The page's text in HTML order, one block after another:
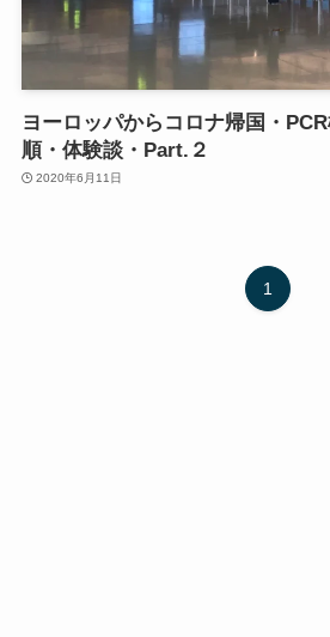
ヨーロッパからコロナ帰国・
順・体験談・Part.２
2020年6月11日
1